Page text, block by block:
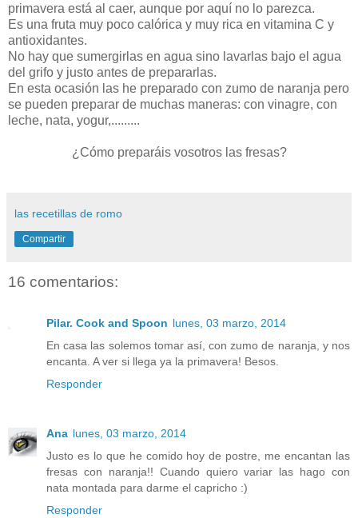
primavera está al caer, aunque por aquí no lo parezca.
Es una fruta muy poco calórica y muy rica en vitamina C y
antioxidantes.
No hay que sumergirlas en agua sino lavarlas bajo el agua
del grifo y justo antes de prepararlas.
En esta ocasión las he preparado con zumo de naranja pero
se pueden preparar de muchas maneras: con vinagre, con
leche, nata, yogur,.........
¿Cómo preparáis vosotros las fresas?
las recetillas de romo
Compartir
16 comentarios:
Pilar. Cook and Spoon lunes, 03 marzo, 2014
En casa las solemos tomar así, con zumo de naranja, y nos
encanta. A ver si llega ya la primavera! Besos.
Responder
Ana lunes, 03 marzo, 2014
Justo es lo que he comido hoy de postre, me encantan las
fresas con naranja!! Cuando quiero variar las hago con
nata montada para darme el capricho :)
Responder